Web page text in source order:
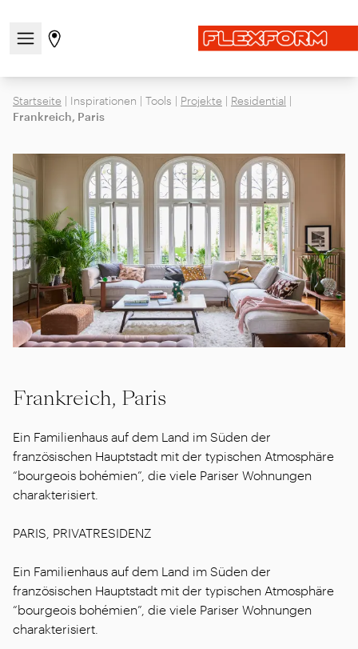
Navigationsmenü öffnen / schließen
Gehen Sie zur Store-Seite
Startseite | Inspirationen | Tools | Projekte | Residential |
Frankreich, Paris
Frankreich, Paris
Ein Familienhaus auf dem Land im Süden der
französischen Hauptstadt mit der typischen Atmosphäre
“bourgeois bohémien”, die viele Pariser Wohnungen
charakterisiert.
PARIS, PRIVATRESIDENZ
Ein Familienhaus auf dem Land im Süden der
französischen Hauptstadt mit der typischen Atmosphäre
“bourgeois bohémien”, die viele Pariser Wohnungen
charakterisiert.